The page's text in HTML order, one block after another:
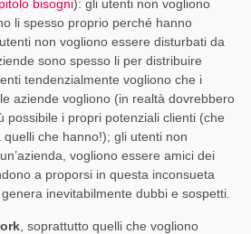
bisogni): gli utenti non vogliono
li spesso proprio perché hanno
non vogliono essere disturbati da
sono spesso li per distribuire
tendenzialmente vogliono che i
aziende vogliono (in realtà dovrebbero
i propri potenziali clienti (che
che hanno!); gli utenti non
vogliono essere amici dei
a proporsi in questa inconsueta
inevitabilmente dubbi e sospetti.
, soprattutto quelli che vogliono